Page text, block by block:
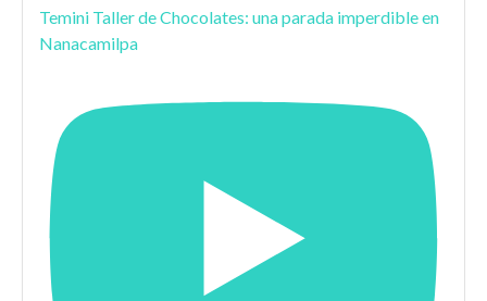
Temini Taller de Chocolates: una parada imperdible en
Nanacamilpa